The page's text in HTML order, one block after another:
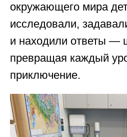
окружающего мира
исследовали,
и находили ответы —
превращая каждый
приключение.